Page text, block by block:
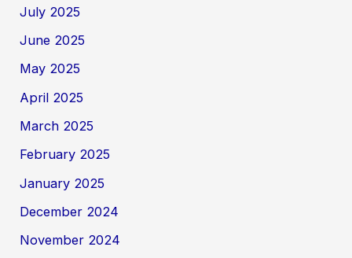
July 2025
June 2025
May 2025
April 2025
March 2025
February 2025
January 2025
December 2024
November 2024